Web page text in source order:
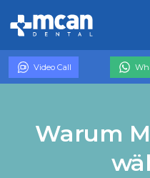
Video Call
Warum